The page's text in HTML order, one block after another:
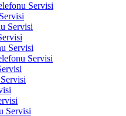
Servisi
Servisi
Servisi
Servisi
Servisi